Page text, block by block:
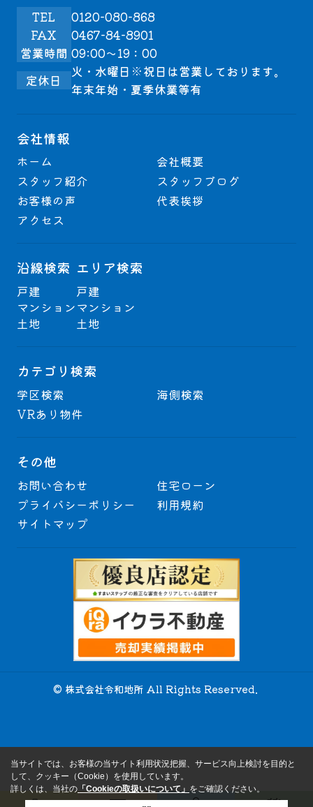
TEL
0120-080-868
FAX
0467-84-8901
営業時間 09:00～19：00
定休日
火・水曜日※祝日は営業しております。
年末年始・夏季休業等有
会社情報
ホーム
会社概要
スタッフ紹介
スタッフブログ
お客様の声
代表挨拶
アクセス
沿線検索
戸建
マンション
土地
エリア検索
戸建
マンション
土地
カテゴリ検索
学区検索
海側検索
VRあり物件
その他
お問い合わせ
住宅ローン
プライバシーポリシー
利用規約
サイトマップ
© 株式会社令和地所 All Rights Reserved.
当サイトでは、お客様の当サイト利用状況把握、サービス向上検討を目的と
して、クッキー（Cookie）を使用しています。
詳しくは、当社の 「Cookieの取扱いについて」 をご確認ください。